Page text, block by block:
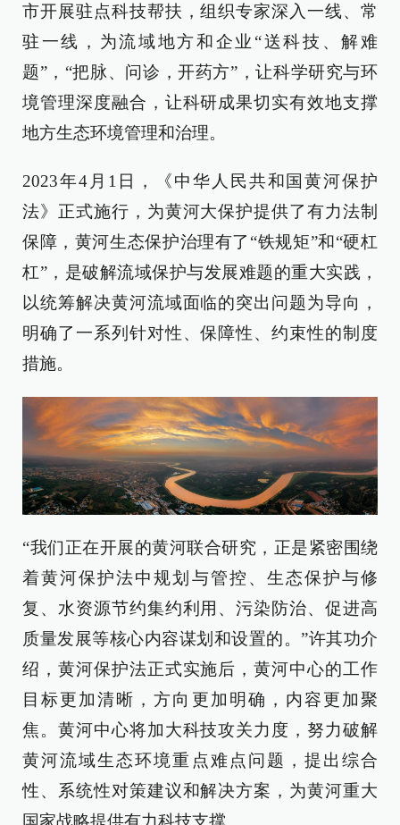
市开展驻点科技帮扶，组织专家深入一线、常
驻一线，为流域地方和企业“送科技、解难
题”，“把脉、问诊，开药方”，让科学研究与环
境管理深度融合，让科研成果切实有效地支撑
地方生态环境管理和治理。
2023年4月1日，《中华人民共和国黄河保护
法》正式施行，为黄河大保护提供了有力法制
保障，黄河生态保护治理有了“铁规矩”和“硬杠
杠”，是破解流域保护与发展难题的重大实践，
以统筹解决黄河流域面临的突出问题为导向，
明确了一系列针对性、保障性、约束性的制度
措施。
“我们正在开展的黄河联合研究，正是紧密围绕
着黄河保护法中规划与管控、生态保护与修
复、水资源节约集约利用、污染防治、促进高
质量发展等核心内容谋划和设置的。”许其功介
绍，黄河保护法正式实施后，黄河中心的工作
目标更加清晰，方向更加明确，内容更加聚
焦。黄河中心将加大科技攻关力度，努力破解
黄河流域生态环境重点难点问题，提出综合
性、系统性对策建议和解决方案，为黄河重大
国家战略提供有力科技支撑。